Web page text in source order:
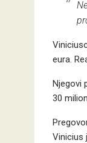
eura.
Njegovi
30
Vinicius